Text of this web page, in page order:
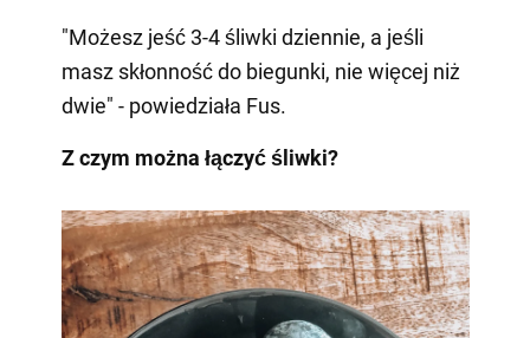
"Możesz jeść 3-4 śliwki dziennie, a jeśli
masz skłonność do biegunki, nie więcej niż
dwie" - powiedziała Fus.
Z czym można łączyć śliwki?